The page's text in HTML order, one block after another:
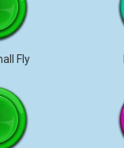
Fly